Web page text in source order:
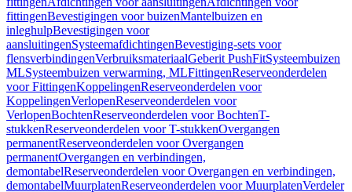
fittingenBevestigingen voor buizenMantelbuizen en
inleghulpBevestigingen voor
aansluitingenSysteemafdichtingenBevestiging-sets voor
flensverbindingenVerbruiksmateriaalGeberit PushFitSysteembuizen
MLSysteembuizen verwarming, MLFittingenReserveonderdelen
voor FittingenKoppelingenReserveonderdelen voor
KoppelingenVerlopenReserveonderdelen voor
VerlopenBochtenReserveonderdelen voor BochtenT-
stukkenReserveonderdelen voor T-stukkenOvergangen
permanentReserveonderdelen voor Overgangen
permanentOvergangen en verbindingen,
demontabelReserveonderdelen voor Overgangen en verbindingen,
demontabelMuurplatenReserveonderdelen voor MuurplatenVerdeler